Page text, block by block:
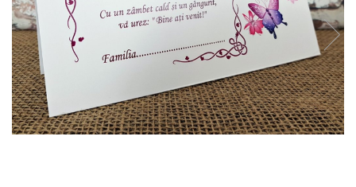
Meniuri & nr de BOTEZ
Plicuri si cartoane pentru INVITATII
TAVA pentru MOT
Cruciulite de BOTEZ
Invitatii BANCHET
Baloane & decoratiuni BOTEZ
Pahare Miri & Nasi
Cocarde nunta
Inmormatare/pomana
Meniuri pentru NUNTA
Decoratiuni NUNTA